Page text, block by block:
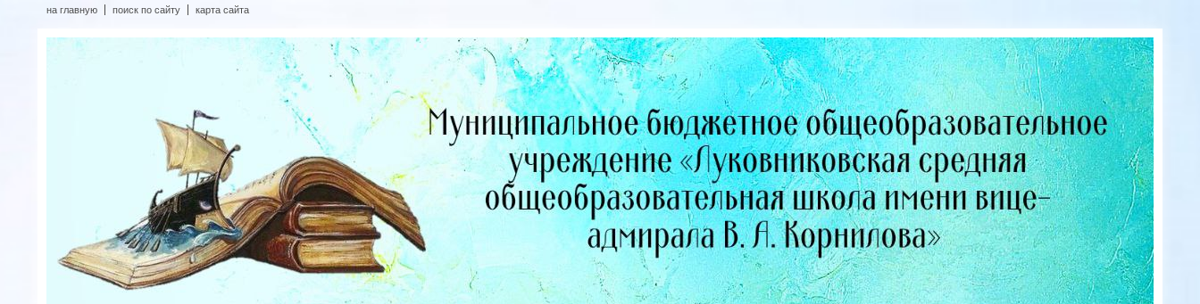
на главную поиск по сайту карта сайта